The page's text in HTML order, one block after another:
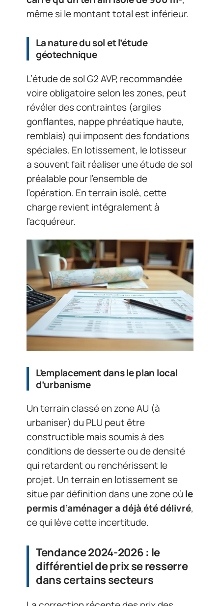
même si le montant total est inférieur.
La nature du sol et l’étude
géotechnique
L’étude de sol G2 AVP, recommandée
voire obligatoire selon les zones, peut
révéler des contraintes (argiles
gonflantes, nappe phréatique haute,
remblais) qui imposent des fondations
spéciales. En lotissement, le lotisseur
a souvent fait réaliser une étude de sol
préalable pour l’ensemble de
l’opération. En terrain isolé, cette
charge revient intégralement à
l’acquéreur.
L’emplacement dans le plan local
d’urbanisme
Un terrain classé en zone AU (à
urbaniser) du PLU peut être
constructible mais soumis à des
conditions de desserte ou de densité
qui retardent ou renchérissent le
projet. Un terrain en lotissement se
situe par définition dans une zone où le
permis d’aménager a déjà été délivré,
ce qui lève cette incertitude.
Tendance 2024-2026 : le
différentiel de prix se resserre
dans certains secteurs